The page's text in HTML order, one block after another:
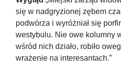
się w nadgryzionej zębem
podwórza i wyróżniał się
westybulu. Nie owe kolumny
wśród nich działo, robiło
wrażenie na interesantach.”